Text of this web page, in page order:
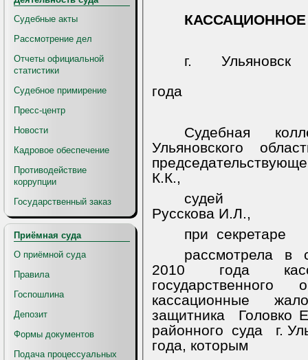
Судебные акты
Рассмотрение дел
Отчеты официальной
статистики
Судебное примирение
Пресс-центр
Новости
Кадровое обеспечение
Противодействие
коррупции
Государственный заказ
Приёмная суда
О приёмной суда
Правила
Госпошлина
Депозит
Формы документов
Подача процессуальных
КАССАЦИОННОЕ
г.
Ульяновск
года
Судебная
Ульяновского
К.К.,
судей
Русскова И.Л.,
при секретаре
рассмотрела
в
2010 года
кассационные
защитника
Головко
районного суда
г.
года, которым